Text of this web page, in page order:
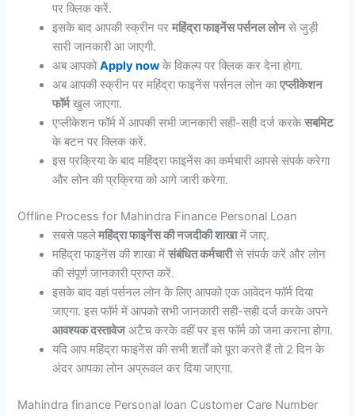
पर क्लिक करें.
इसके बाद आपकी स्क्रीन परमहिंद्रा फाइनेंस पर्सनल लोनसे जुड़ी
सारी जानकारी आ जाएगी.
अब आपकोApply now के विकल्प पर क्लिक कर देना होगा.
अब आपकी स्क्रीन पर महिंद्रा फाइनेंस पर्सनल लोन काएप्लीकेशन
फॉर्मखुल जाएगा.
एप्लीकेशन फॉर्म में आपकी सभी जानकारी सही-सही दर्ज करकेसबमिट
के बटन पर क्लिक करें.
इस प्रक्रिया के बाद महिंद्रा फाइनेंस का कर्मचारी आपसे संपर्क करेगा
और लोन की प्रक्रिया को आगे जारी करेगा.
Offline Process for Mahindra Finance Personal Loan
सबसे पहलेमहिंद्रा फाइनेंस की नजदीकी शाखामें जाए.
महिंद्रा फाइनेंस की शाखा मेंसंबंधित कर्मचारीसे संपर्क करें और लोन
की संपूर्ण जानकारी प्राप्त करें.
इसके बाद वहां पर्सनल लोन के लिए आपको एक आवेदन फॉर्म दिया
जाएगा. इस फॉर्म में आपको सभी जानकारी सही-सही दर्ज करके अपने
आवश्यक दस्तावेजअटैच करके वहीं पर इस फॉर्म को जमा कराना होगा.
यदि आप महिंद्रा फाइनेंस की सभी शर्तों को पूरा करते हैं तो 2 दिन के
अंदर आपका लोन अप्रूवल कर दिया जाएगा.
Mahindra finance Personal loan Customer Care Number